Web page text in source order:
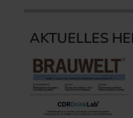
AKTUELLES